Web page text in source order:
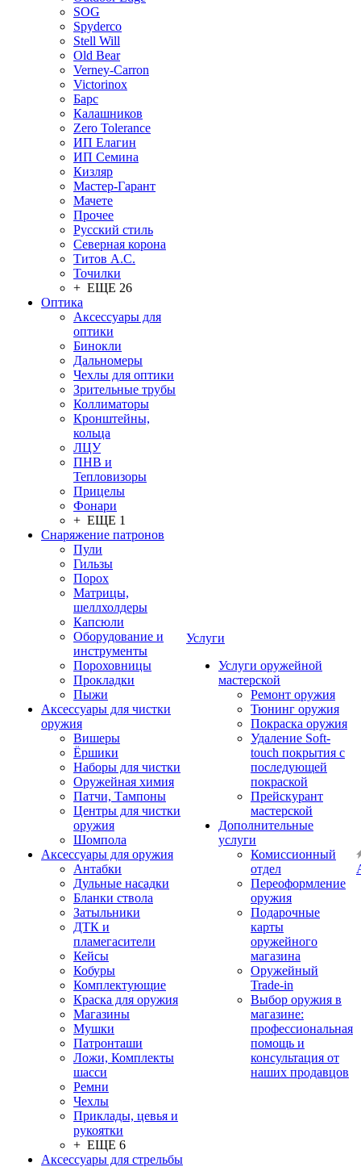
SOG
Spyderco
Stell Will
Old Bear
Verney-Carron
Victorinox
Барс
Калашников
Zero Tolerance
ИП Елагин
ИП Семина
Кизляр
Мастер-Гарант
Мачете
Прочее
Русский стиль
Северная корона
Титов А.С.
Точилки
+ ЕЩЕ 26
Оптика
Аксессуары для
оптики
Бинокли
Дальномеры
Чехлы для оптики
Зрительные трубы
Коллиматоры
Кронштейны,
кольца
ЛЦУ
ПНВ и
Тепловизоры
Прицелы
Фонари
+ ЕЩЕ 1
Снаряжение патронов
Пули
Гильзы
Порох
Матрицы,
шеллхолдеры
Капсюли
Оборудование и
инструменты
Пороховницы
Прокладки
Пыжи
Аксессуары для чистки
оружия
Вишеры
Ёршики
Наборы для чистки
Оружейная химия
Патчи, Тампоны
Центры для чистки
оружия
Шомпола
Аксессуары для оружия
Антабки
Дульные насадки
Бланки ствола
Затыльники
ДТК и
пламегасители
Кейсы
Кобуры
Комплектующие
Краска для оружия
Магазины
Мушки
Патронташи
Ложи, Комплекты
шасси
Ремни
Чехлы
Приклады, цевья и
рукоятки
+ ЕЩЕ 6
Аксессуары для стрельбы
Услуги
Услуги оружейной
мастерской
Ремонт оружия
Тюнинг оружия
Покраска оружия
Удаление Soft-
touch покрытия с
последующей
покраской
Прейскурант
мастерской
Дополнительные
услуги
Комиссионный
отдел
Переоформление
оружия
Подарочные
карты
оружейного
магазина
Оружейный
Trade-in
Выбор оружия в
магазине:
профессиональная
помощь и
консультация от
наших продавцов